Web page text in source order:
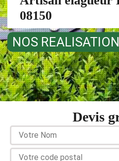
08150
NOS
Devis